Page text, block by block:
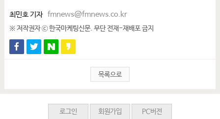
최민호 기자 fmnews@fmnews.co.kr
※ 저작권자 ⓒ 한국마케팅신문. 무단 전재-재배포 금지
목록으로
로그인 회원가입 PC버전